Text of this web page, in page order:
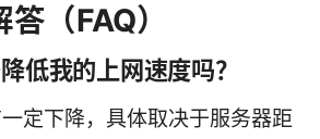
（FAQ）
低我的上网速度吗？
定下降，具体取决于服务器距